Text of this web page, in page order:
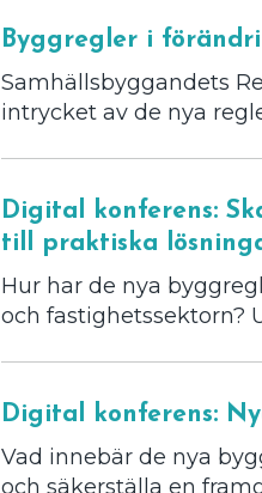
Byggregler i
Samhällsbyggandets
intrycket av de nya
Digital konferens:
till praktiska
Hur har de nya
och fastighetssektorn?
Digital konferens:
Vad innebär de nya
och säkerställa en